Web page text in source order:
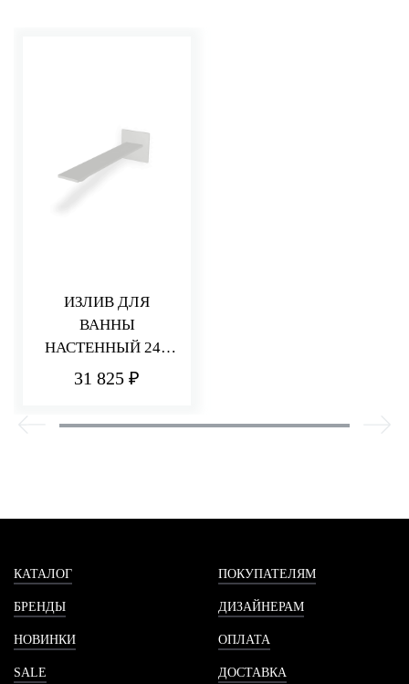
ИЗЛИВ ДЛЯ
ВАННЫ
НАСТЕННЫЙ 240
ММ Q30
31 825 ₽
КАТАЛОГ
БРЕНДЫ
НОВИНКИ
SALE
ПОКУПАТЕЛЯМ
ДИЗАЙНЕРАМ
ОПЛАТА
ДОСТАВКА